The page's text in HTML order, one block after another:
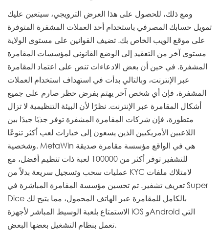
ومع ذلك، للحصول على هذا العرض الترويجي، سيتعين عليك
تمويل حسابك المصرفي باستخدام أحد العملات المشفرة المتوفرة
على موقع الويب الخاص بك. تضيف القوانين على مستوى الولاية
مستوى آخر من التعقيد إلى الوضع القانوني لمؤسسات المقامرة
المشفرة. في حين أن بعض الادعاءات تنص على اعتماد المقامرة
عبر الإنترنت، وبالتالي بدأت في استهداف استخدام العملات
المشفرة، فإن أي شخص آخر يهتم بفرض حظر صارم على جميع
أشكال المقامرة عبر الإنترنت. نظرًا لأن البيئة التنظيمية لا تزال
متطورة، فإن شركات المقامرة المشفرة توفر جذبًا جيدًا بين
اللاعبين الأمريكيين الذين يسعون إلى خيارات لعب أكثر تنوعًا
وشخصية. MetaWin هي في الواقع مؤسسة مقامرة صديقة
للتشفير توفر أكثر من 100000 لعبة ذات تنظيم أفضل، مع
عمليات سحب وتسجيل سريعة بدلاً من KYC لامتلاك ملفات
تعريف تشفير. تم تحسين مؤسسة المقامرة المباشرة في Super
Dice بالكامل للمقامرة عبر الهاتف المحمول، مما يتيح لك
الاستمتاع بلعبة الوسيط المباشر لأجهزة iOS وAndroid التي
تعمل بنظام التشغيل بعضها البعض.